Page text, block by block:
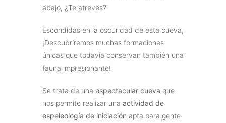
abajo, ¿Te atreves?
Escondidas en la oscuridad de esta cueva,
¡Descubriremos muchas formaciones
únicas que todavía conservan también una
fauna impresionante!
Se trata de una espectacular cueva que
nos permite realizar una actividad de
espeleología de iniciación apta para gente